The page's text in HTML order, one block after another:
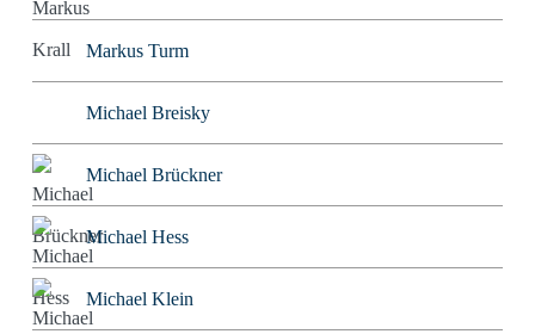
Markus Turm
Michael Breisky
Michael Brückner
Michael Hess
Michael Klein